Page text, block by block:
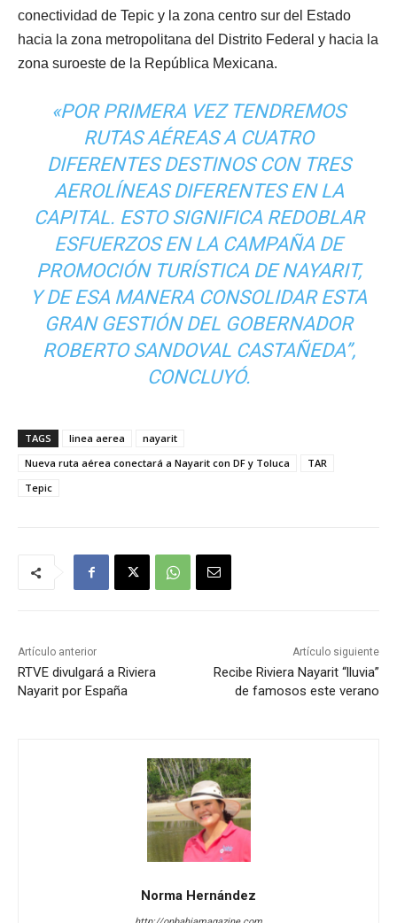
conectividad de Tepic y la zona centro sur del Estado
hacia la zona metropolitana del Distrito Federal y hacia la
zona suroeste de la República Mexicana.
«POR PRIMERA VEZ TENDREMOS
RUTAS AÉREAS A CUATRO
DIFERENTES DESTINOS CON TRES
AEROLÍNEAS DIFERENTES EN LA
CAPITAL. ESTO SIGNIFICA REDOBLAR
ESFUERZOS EN LA CAMPAÑA DE
PROMOCIÓN TURÍSTICA DE NAYARIT,
Y DE ESA MANERA CONSOLIDAR ESTA
GRAN GESTIÓN DEL GOBERNADOR
ROBERTO SANDOVAL CASTAÑEDA”,
CONCLUYÓ.
TAGS linea aerea
nayarit
Nueva ruta aérea conectará a Nayarit con DF y Toluca
TAR
Tepic
Artículo anterior
RTVE divulgará a Riviera
Nayarit por España
Artículo siguiente
Recibe Riviera Nayarit “lluvia”
de famosos este verano
Norma Hernández